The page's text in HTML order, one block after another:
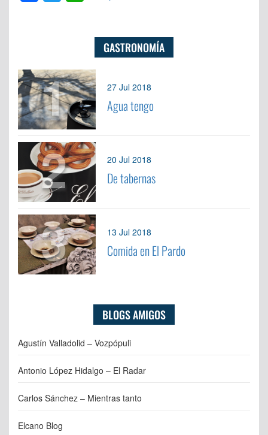
GASTRONOMÍA
1 27 Jul 2018
Agua tengo
2 20 Jul 2018
De tabernas
3 13 Jul 2018
Comida en El Pardo
BLOGS AMIGOS
Agustín Valladolid – Vozpópuli
Antonio López Hidalgo – El Radar
Carlos Sánchez – Mientras tanto
Elcano Blog